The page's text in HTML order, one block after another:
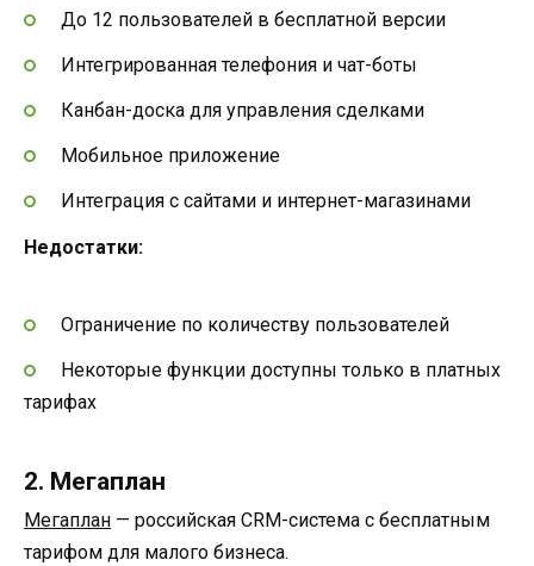
До 12 пользователей в бесплатной версии
Интегрированная телефония и чат-боты
Канбан-доска для управления сделками
Мобильное приложение
Интеграция с сайтами и интернет-магазинами
Недостатки:
Ограничение по количеству пользователей
Некоторые функции доступны только в платных
тарифах
2. Мегаплан
Мегаплан — российская CRM-система с бесплатным
тарифом для малого бизнеса.